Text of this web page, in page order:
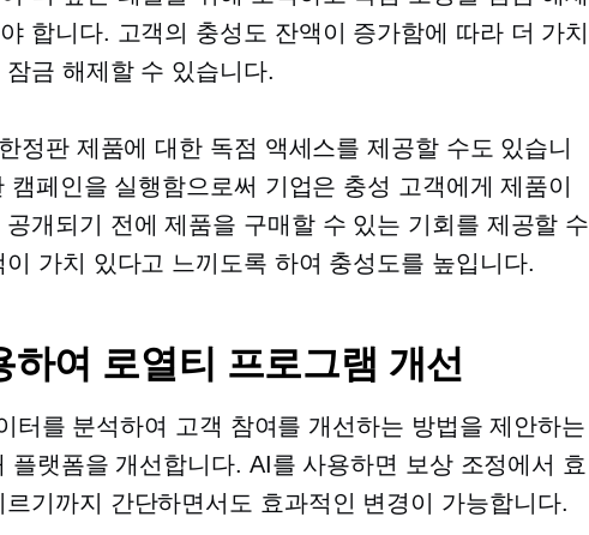
합니다. 고객의 충성도 잔액이 증가함에 따라 더 가치
금 해제할 수 있습니다.
정판 제품에 대한 독점 액세스를 제공할 수도 있습니
캠페인을 실행함으로써 기업은 충성 고객에게 제품이
공개되기 전에 제품을 구매할 수 있는 기회를 제공할 수
가치 있다고 느끼도록 하여 충성도를 높입니다.
여 로열티 프로그램 개선
터를 분석하여 고객 참여를 개선하는 방법을 제안하는
플랫폼을 개선합니다. AI를 사용하면 보상 조정에서 효
기까지 간단하면서도 효과적인 변경이 가능합니다.